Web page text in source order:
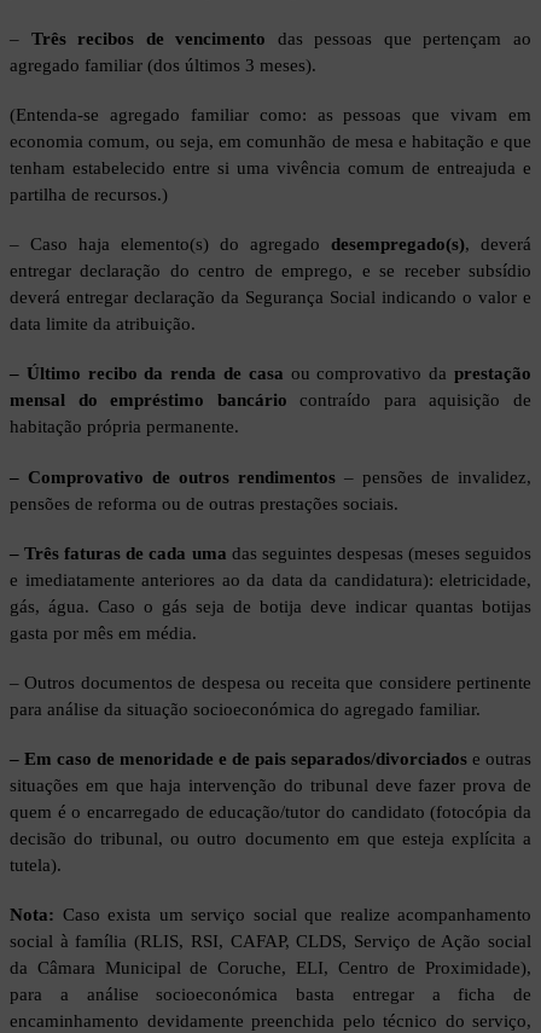
– Três recibos de vencimento das pessoas que pertençam ao
agregado familiar (dos últimos 3 meses).
(Entenda-se agregado familiar como: as pessoas que vivam em
economia comum, ou seja, em comunhão de mesa e habitação e que
tenham estabelecido entre si uma vivência comum de entreajuda e
partilha de recursos.)
– Caso haja elemento(s) do agregado desempregado(s), deverá
entregar declaração do centro de emprego, e se receber subsídio
deverá entregar declaração da Segurança Social indicando o valor e
data limite da atribuição.
– Último recibo da renda de casa ou comprovativo daprestação
mensal do empréstimo bancáriocontraído para aquisição de
habitação própria permanente.
– Comprovativo de outros rendimentos – pensões de invalidez,
pensões de reforma ou de outras prestações sociais.
– Três faturas de cada uma das seguintes despesas (meses seguidos
e imediatamente anteriores ao da data da candidatura): eletricidade,
gás, água. Caso o gás seja de botija deve indicar quantas botijas
gasta por mês em média.
– Outros documentos de despesa ou receita que considere pertinente
para análise da situação socioeconómica do agregado familiar.
– Em caso de menoridade e de pais separados/divorciados e outras
situações em que haja intervenção do tribunal deve fazer prova de
quem é o encarregado de educação/tutor do candidato (fotocópia da
decisão do tribunal, ou outro documento em que esteja explícita a
tutela).
Nota: Caso exista um serviço social que realize acompanhamento
social à família (RLIS, RSI, CAFAP, CLDS, Serviço de Ação social
da Câmara Municipal de Coruche, ELI, Centro de Proximidade),
para a análise socioeconómica basta entregar a ficha de
encaminhamento devidamente preenchida pelo técnico do serviço,